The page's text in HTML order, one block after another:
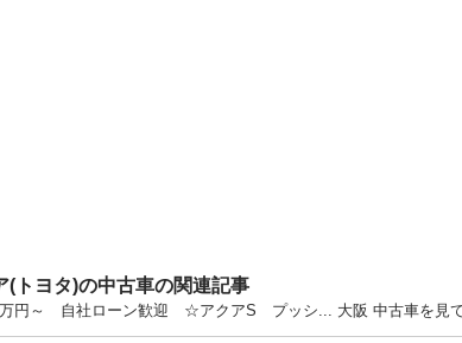
(トヨタ)の中古車の関連記事
円～ 自社ローン歓迎 ☆アクアS プッシ... 大阪 中古車を見て